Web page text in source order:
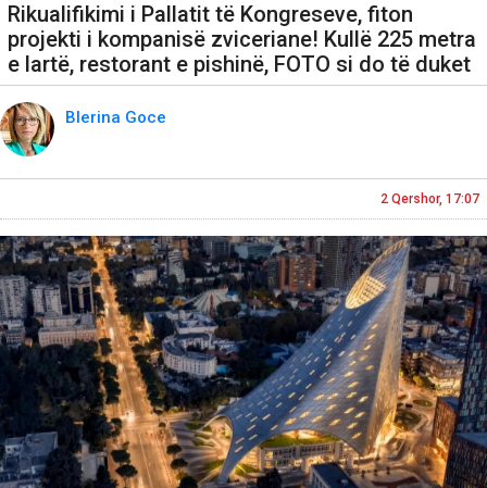
Rikualifikimi i Pallatit të Kongreseve, fiton
projekti i kompanisë zviceriane! Kullë 225 metra
e lartë, restorant e pishinë, FOTO si do të duket
Blerina Goce
2 Qershor, 17:07